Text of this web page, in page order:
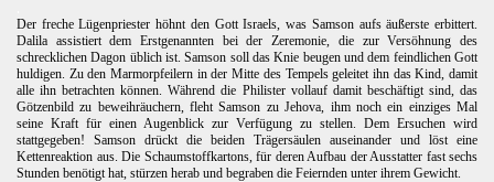
Der freche Lügenpriester höhnt den Gott Israels, was Samson aufs äußerste erbittert.
Dalila assistiert dem Erstgenannten bei der Zeremonie, die zur Versöhnung des
schrecklichen Dagon üblich ist. Samson soll das Knie beugen und dem feindlichen Gott
huldigen. Zu den Marmorpfeilern in der Mitte des Tempels geleitet ihn das Kind, damit
alle ihn betrachten können. Während die Philister vollauf damit beschäftigt sind, das
Götzenbild zu beweihräuchern, fleht Samson zu Jehova, ihm noch ein einziges Mal
seine Kraft für einen Augenblick zur Verfügung zu stellen. Dem Ersuchen wird
stattgegeben! Samson drückt die beiden Trägersäulen auseinander und löst eine
Kettenreaktion aus. Die Schaumstoffkartons, für deren Aufbau der Ausstatter fast sechs
Stunden benötigt hat, stürzen herab und begraben die Feiernden unter ihrem Gewicht.